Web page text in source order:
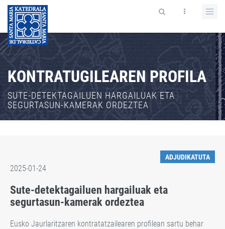
KONTRATUGILEAREN PROFILA
SUTE-DETEKTAGAILUEN HARGAILUAK ETA
SEGURTASUN-KAMERAK ORDEZTEA
ADJUDIKATUTA
2025-01-24
Sute-detektagailuen hargailuak eta
segurtasun-kamerak ordeztea
Eusko Jaurlaritzaren kontratatzailearen profilean sartu behar